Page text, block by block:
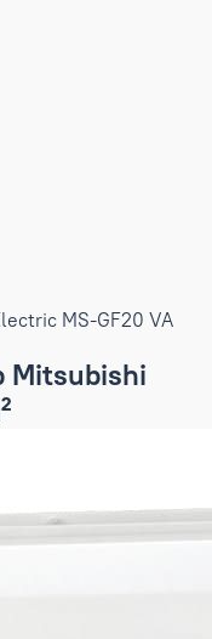
MS-GF20 VA
Mitsubishi